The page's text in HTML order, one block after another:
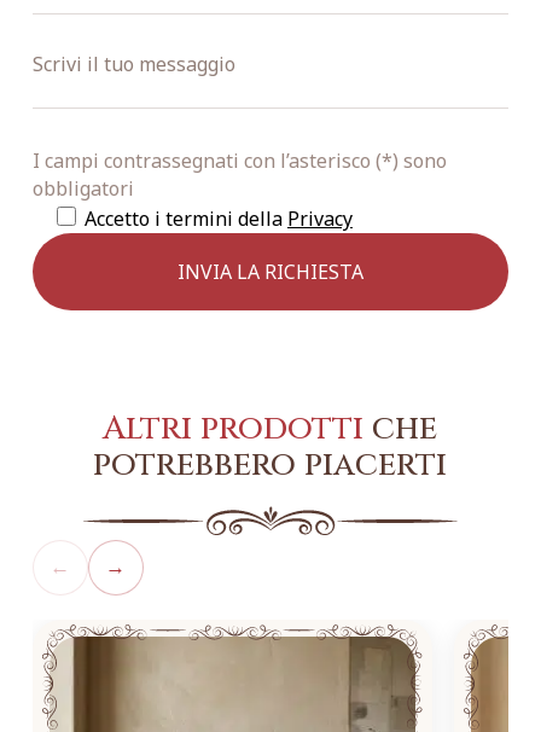
I campi contrassegnati con l’asterisco (*) sono
obbligatori
Accetto i termini della Privacy
Altri prodotti che
potrebbero piacerti
← →